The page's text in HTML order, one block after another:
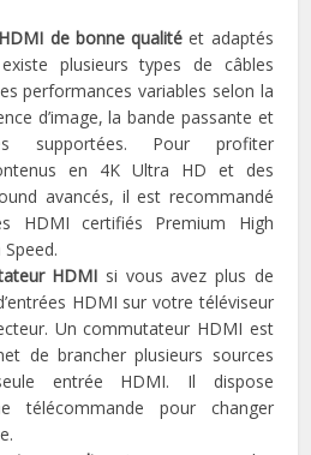
de bonne qualité et adaptés
plusieurs types de câbles
performances variables selon la
d’image, la bande passante et
supportées. Pour profiter
en 4K Ultra HD et des
avancés, il est recommandé
HDMI certifiés Premium High
HDMI si vous avez plus de
HDMI sur votre téléviseur
Un commutateur HDMI est
de brancher plusieurs sources
entrée HDMI. Il dispose
télécommande pour changer